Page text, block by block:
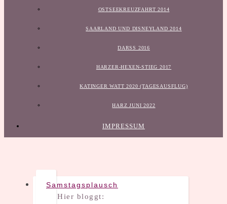
OSTSEEKREUZFAHRT 2014
SAARLAND UND DISNEYLAND 2014
DARSS 2016
HARZER-HEXEN-STIEG 2017
KATINGER WATT 2020 (TAGESAUSFLUG)
HARZ JUNI 2022
IMPRESSUM
Samstagsplausch
Hier bloggt: